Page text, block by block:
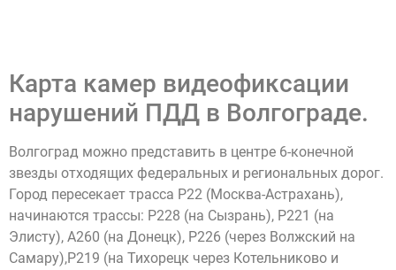
Карта камер видеофиксации
нарушений ПДД в Волгограде.
Волгоград можно представить в центре 6-конечной
звезды отходящих федеральных и региональных дорог.
Город пересекает трасса Р22 (Москва-Астрахань),
начинаются трассы: Р228 (на Сызрань), Р221 (на
Элисту), А260 (на Донецк), Р226 (через Волжский на
Самару),Р219 (на Тихорецк через Котельниково и